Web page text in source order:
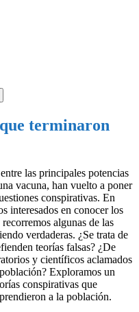
terminaron
las principales potencias
vacuna, han vuelto a poner
conspirativas. En
interesados en conocer los
algunas de las
verdaderas. ¿Se trata de
teorías falsas? ¿De
y científicos aclamados
Exploramos un
conspirativas que
a la población.